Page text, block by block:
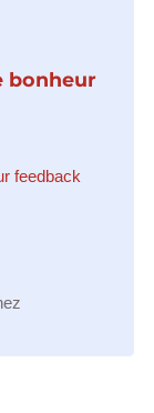
bonheur
feedback